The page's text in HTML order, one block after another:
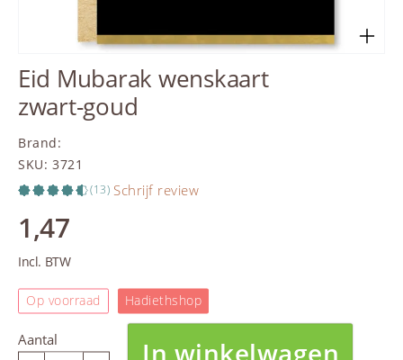
Eid Mubarak wenskaart
zwart-goud
Brand:
SKU: 3721
(13) Schrijf review
1,47
Incl. BTW
Op voorraad Hadiethshop
Aantal